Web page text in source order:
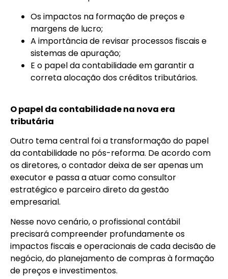
Os impactos na formação de preços e
margens de lucro;
A importância de revisar processos fiscais e
sistemas de apuração;
E o papel da contabilidade em garantir a
correta alocação dos créditos tributários.
O papel da contabilidade na nova era
tributária
Outro tema central foi a transformação do papel
da contabilidade no pós-reforma. De acordo com
os diretores, o contador deixa de ser apenas um
executor e passa a atuar como consultor
estratégico e parceiro direto da gestão
empresarial.
Nesse novo cenário, o profissional contábil
precisará compreender profundamente os
impactos fiscais e operacionais de cada decisão de
negócio, do planejamento de compras à formação
de preços e investimentos.